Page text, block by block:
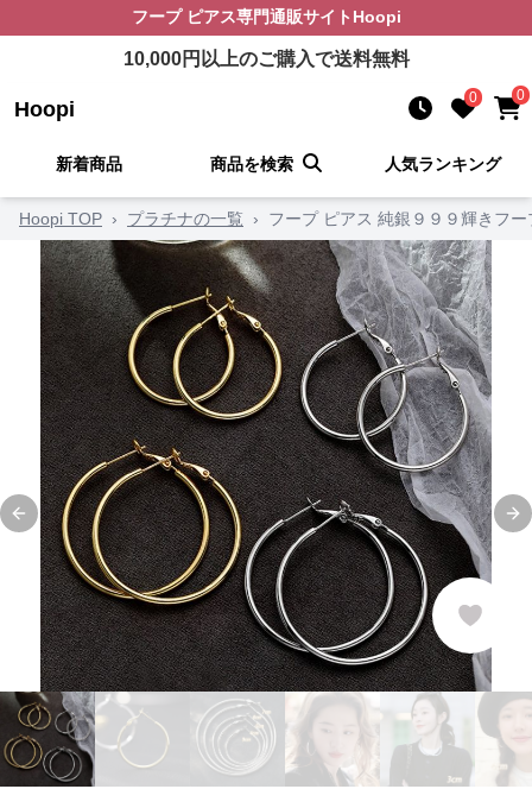
フープ ピアス専門通販サイト Hoopi
10,000円以上のご購入で送料無料
Hoopi 0 0
新着商品 商品を検索 人気ランキング
Hoopi TOP › プラチナの一覧 › フープ ピアス 純銀９９９輝きフー
Previous slide